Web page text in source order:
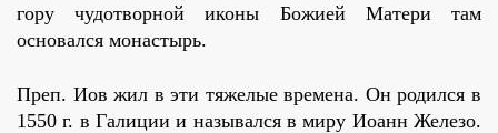
гору чудотворной иконы Божией Матери там
основался монастырь.
Преп. Иов жил в эти тяжелые времена. Он родился в
1550 г. в Галиции и назывался в миру Иоанн Железо.